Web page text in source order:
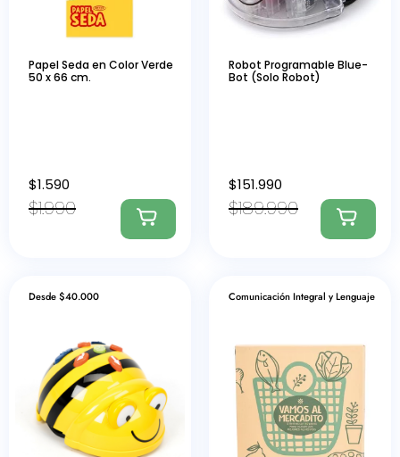
Papel Seda en Color Verde
50 x 66 cm.
$1.990
$1.590
Robot Programable Blue-
Bot (Solo Robot)
$189.990
$151.990
Desde $40.000 Comunicación Integral y Lenguaje